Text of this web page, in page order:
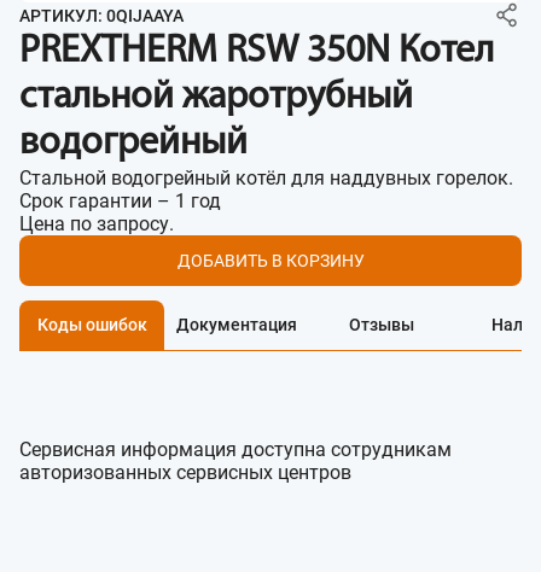
АРТИКУЛ: 0QIJAAYA
PREXTHERM RSW 350N Котел
стальной жаротрубный
водогрейный
Стальной водогрейный котёл для наддувных горелок.
Срок гарантии – 1 год
Цена по запросу.
ДОБАВИТЬ В КОРЗИНУ
Коды ошибок Документация Отзывы
Сервисная информация доступна сотрудникам
авторизованных сервисных центров